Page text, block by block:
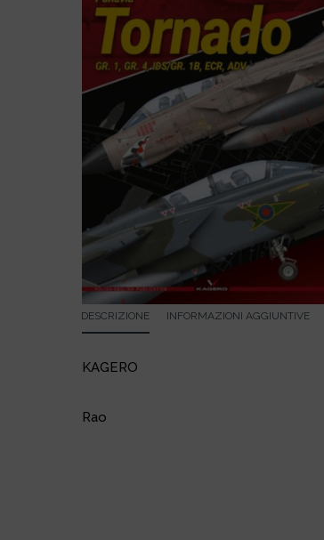
DESCRIZIONE INFORMAZIONI AGGIUNTIVE
KAGERO
Rao